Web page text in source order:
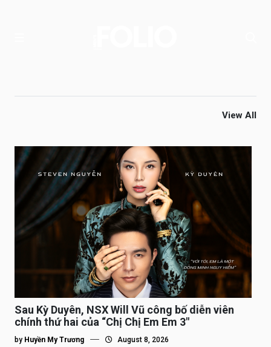
View All
Sau Kỳ Duyên, NSX Will Vũ công bố diễn viên
chính thứ hai của “Chị Chị Em Em 3″
by Huyền My Trương August 8, 2026